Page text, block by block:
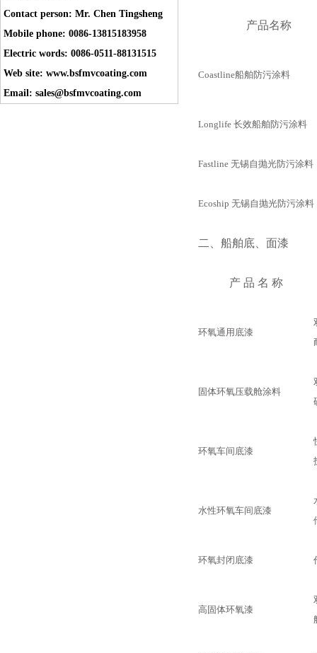
Contact person: Mr. Chen Tingsheng
Mobile phone: 0086-13815183958
Electric words: 0086-0511-88131515
Web site: www.bsfmvcoating.com
Email: sales@bsfmvcoating.com
产品名称
Coastline船舶防污涂料
Longlife 长效船舶防污涂料
Fastline 无锡自抛光防污涂料
Ecoship 无锡自抛光防污涂料
二、船舶底、面漆
产 品 名 称
环氧通用底漆
固体环氧压载舱涂料
环氧车间底漆
水性环氧车间底漆
环氧封闭底漆
高固体环氧漆